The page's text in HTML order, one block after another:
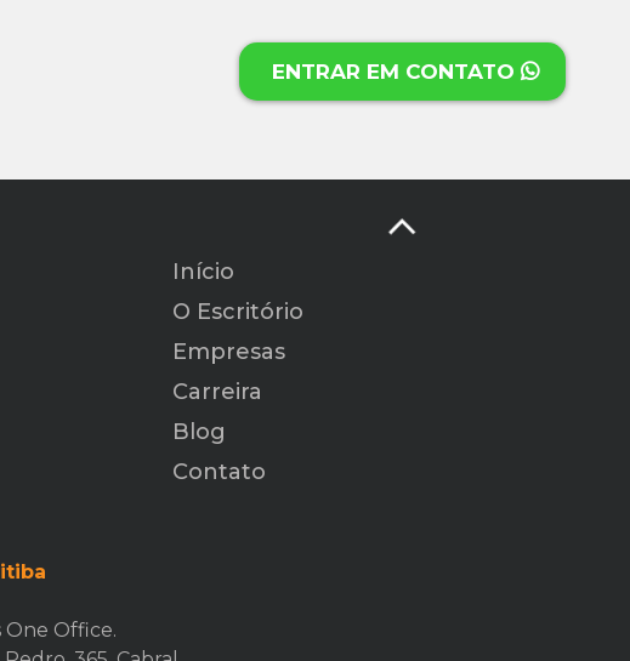
ENTRAR EM CONTATO
Início
O Escritório
Empresas
Carreira
Blog
Contato
One Office.